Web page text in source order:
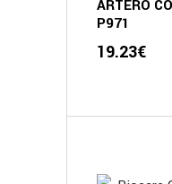
ARTERO
P971
19.23€